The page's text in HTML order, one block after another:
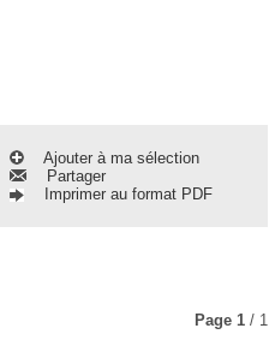
Ajouter à ma sélection
Partager
Imprimer au format PDF
Page 1 / 1